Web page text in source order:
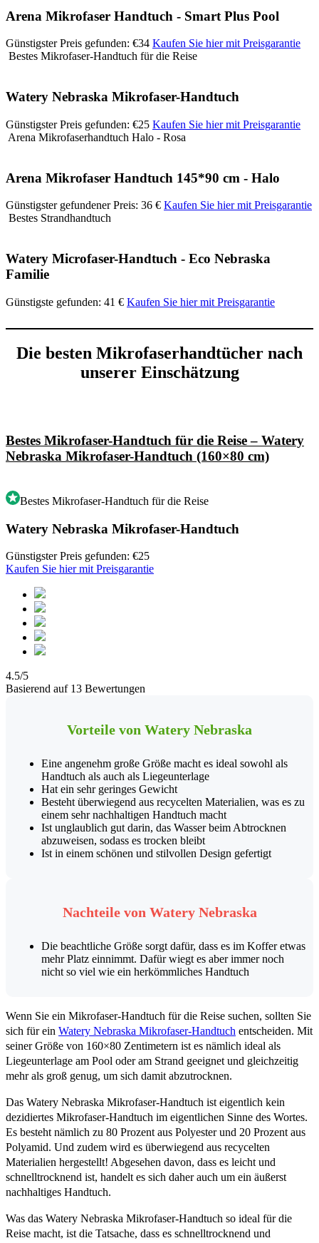
Arena Mikrofaser Handtuch - Smart Plus Pool
Günstigster Preis gefunden: €34 Kaufen Sie hier mit Preisgarantie
Bestes Mikrofaser-Handtuch für die Reise
Watery Nebraska Mikrofaser-Handtuch
Günstigster Preis gefunden: €25 Kaufen Sie hier mit Preisgarantie
Arena Mikrofaserhandtuch Halo - Rosa
Arena Mikrofaser Handtuch 145*90 cm - Halo
Günstigster gefundener Preis: 36 € Kaufen Sie hier mit Preisgarantie
Bestes Strandhandtuch
Watery Microfaser-Handtuch - Eco Nebraska
Familie
Günstigste gefunden: 41 € Kaufen Sie hier mit Preisgarantie
Die besten Mikrofaserhandtücher nach
unserer Einschätzung
Bestes Mikrofaser-Handtuch für die Reise – Watery
Nebraska Mikrofaser-Handtuch (160×80 cm)
Bestes Mikrofaser-Handtuch für die Reise
Watery Nebraska Mikrofaser-Handtuch
Günstigster Preis gefunden: €25
Kaufen Sie hier mit Preisgarantie
4.5/5
Basierend auf 13 Bewertungen
Vorteile von Watery Nebraska
Eine angenehm große Größe macht es ideal sowohl als
Handtuch als auch als Liegeunterlage
Hat ein sehr geringes Gewicht
Besteht überwiegend aus recycelten Materialien, was es zu
einem sehr nachhaltigen Handtuch macht
Ist unglaublich gut darin, das Wasser beim Abtrocknen
abzuweisen, sodass es trocken bleibt
Ist in einem schönen und stilvollen Design gefertigt
Nachteile von Watery Nebraska
Die beachtliche Größe sorgt dafür, dass es im Koffer etwas
mehr Platz einnimmt. Dafür wiegt es aber immer noch
nicht so viel wie ein herkömmliches Handtuch
Wenn Sie ein Mikrofaser-Handtuch für die Reise suchen, sollten Sie
sich für ein Watery Nebraska Mikrofaser-Handtuch entscheiden. Mit
seiner Größe von 160×80 Zentimetern ist es nämlich ideal als
Liegeunterlage am Pool oder am Strand geeignet und gleichzeitig
mehr als groß genug, um sich damit abzutrocknen.
Das Watery Nebraska Mikrofaser-Handtuch ist eigentlich kein
dezidiertes Mikrofaser-Handtuch im eigentlichen Sinne des Wortes.
Es besteht nämlich zu 80 Prozent aus Polyester und 20 Prozent aus
Polyamid. Und zudem wird es überwiegend aus recycelten
Materialien hergestellt! Abgesehen davon, dass es leicht und
schnelltrocknend ist, handelt es sich daher auch um ein äußerst
nachhaltiges Handtuch.
Was das Watery Nebraska Mikrofaser-Handtuch so ideal für die
Reise macht, ist die Tatsache, dass es schnelltrocknend und